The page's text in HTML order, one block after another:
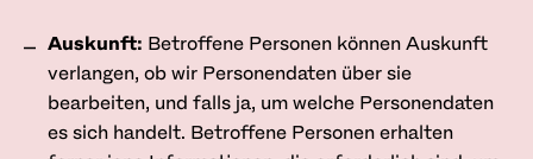
Auskunft: Betroffene Personen können Auskunft
verlangen, ob wir Personendaten über sie
bearbeiten, und falls ja, um welche Personendaten
es sich handelt. Betroffene Personen erhalten